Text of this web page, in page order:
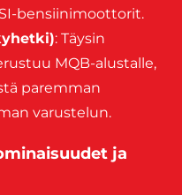
bensiinimoottorit.
: Täysin
MQB-alustalle,
paremman
varustelun.
ja